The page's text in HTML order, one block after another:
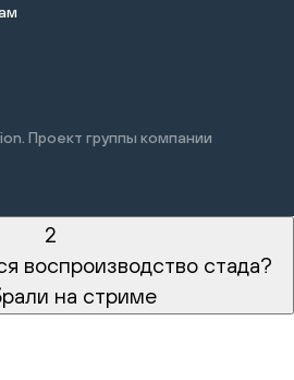
Проект группы компании
2
воспроизводство стада?
на стриме